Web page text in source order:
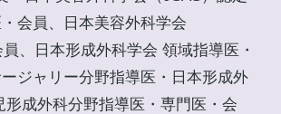
会員、日本美容外科学会
員、日本形成外科学会 領域指導医・
ジャリー分野指導医・日本形成外
形成外科分野指導医・専門医・会